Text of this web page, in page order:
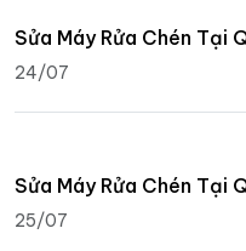
Sửa Máy Rửa Chén Tại
24/07
Sửa Máy Rửa Chén Tại
25/07